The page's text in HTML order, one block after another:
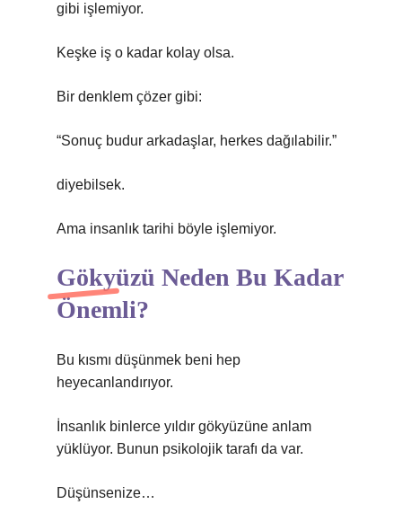
gibi işlemiyor.
Keşke iş o kadar kolay olsa.
Bir denklem çözer gibi:
“Sonuç budur arkadaşlar, herkes dağılabilir.”
diyebilsek.
Ama insanlık tarihi böyle işlemiyor.
Gökyüzü Neden Bu Kadar
Önemli?
Bu kısmı düşünmek beni hep
heyecanlandırıyor.
İnsanlık binlerce yıldır gökyüzüne anlam
yüklüyor. Bunun psikolojik tarafı da var.
Düşünsenize…